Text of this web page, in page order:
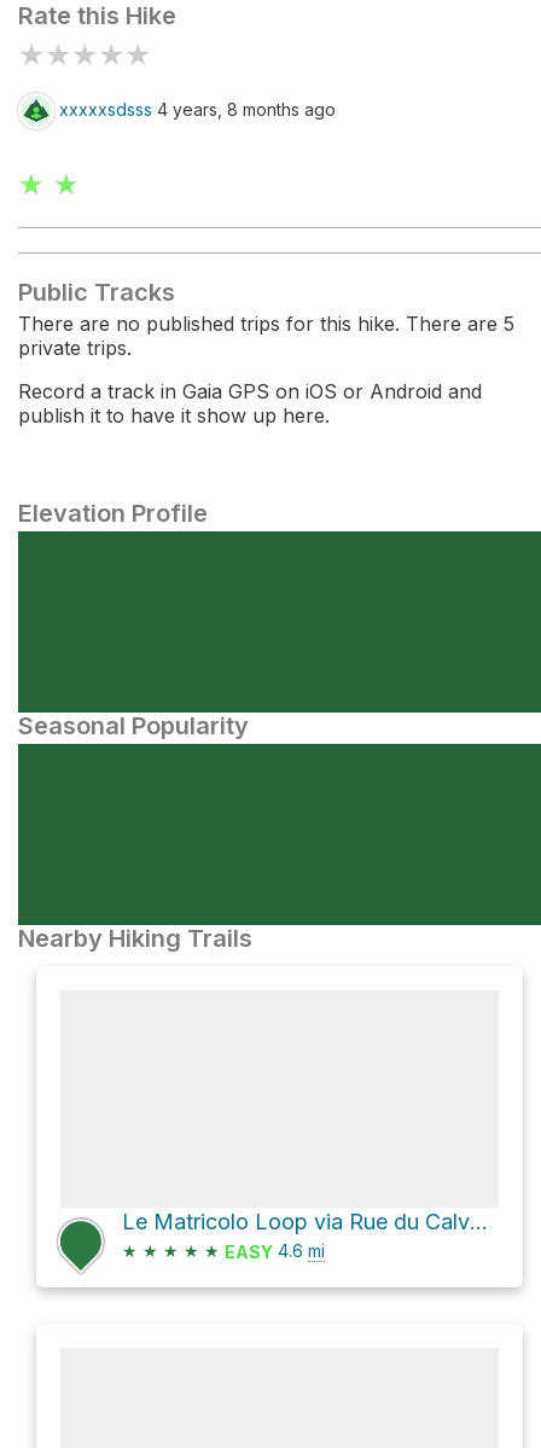
Rate this Hike
★★★★★
xxxxxsdsss 4 years, 8 months ago
★ ★
Public Tracks
There are no published trips for this hike. There are 5
private trips.
Record a track in Gaia GPS on iOS or Android and
publish it to have it show up here.
Elevation Profile
Seasonal Popularity
Nearby Hiking Trails
Le Matricolo Loop via Rue du Calvaire
★ ★ ★ ★ ★ EASY 4.6 mi